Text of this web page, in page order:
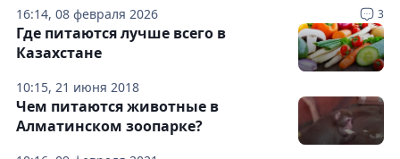
16:14, 08 февраля 2026 3
10:15, 21 июня 2018
Где питаются лучше всего в
Казахстане
Чем питаются животные в
Алматинском зоопарке?